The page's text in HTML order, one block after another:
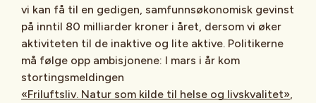
vi kan få til en gedigen, samfunnsøkonomisk gevinst
på inntil 80 milliarder kroner i året, dersom vi øker
aktiviteten til de inaktive og lite aktive. Politikerne
må følge opp ambisjonene: I mars i år kom
stortingsmeldingen
«Friluftsliv. Natur som kilde til helse og livskvalitet»